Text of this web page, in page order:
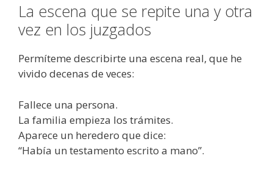
La escena que se repite una y otra
vez en los juzgados
Permíteme describirte una escena real, que he
vivido decenas de veces:
Fallece una persona.
La familia empieza los trámites.
Aparece un heredero que dice:
“Había un testamento escrito a mano”.